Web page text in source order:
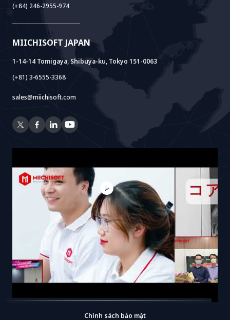
(+84) 246-2955-974
MIICHISOFT JAPAN
1-14-14 Tomigaya, Shibuya-ku, Tokyo 151-0063
(+81) 3-6555-3368
sales@miichisoft.com
Cloud Lab
RAG Package
Hỗ Trợ Thành Lập Pháp Nhân
Chính sách bảo mật